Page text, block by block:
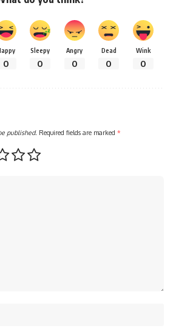
0
Sleepy
0
Angry
0
Dead
0
Wink
0
published. Required fields are marked *